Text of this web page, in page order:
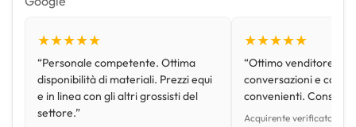
★★★★★
“Personale competente. Ottima
disponibilità di materiali. Prezzi equi
e in linea con gli altri grossisti del
settore.”
★★★★★
“Ottimo venditore,
conversazioni e con
convenienti.
Acquirente verificato •